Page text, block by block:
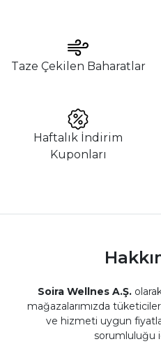
Taze Çekilen Baharatlar
Haftalık İndirim
Kuponları
Soira Wellnes A.Ş.
mağazalarımızda
ve hizmeti uygun
sorumluluğu